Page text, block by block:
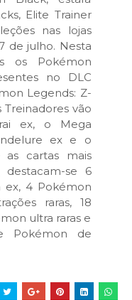
Elite Trainer
nas lojas
de julho. Nesta
os Pokémon
no DLC
Legends: Z-
Treinadores vão
ex, o Mega
ex e o
as cartas mais
destacam-se 6
ex, 4 Pokémon
raras, 18
ultra raras e
Pokémon de